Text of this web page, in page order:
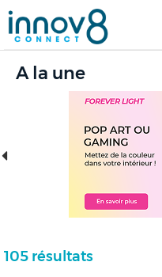
A la une
105 résultats